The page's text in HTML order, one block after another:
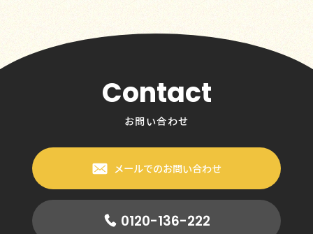
Contact
お問い合わせ
メールでのお問い合わせ
0120-136-222